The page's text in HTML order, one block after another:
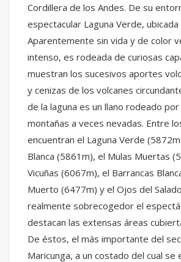
Cordillera de los Andes. De su
espectacular Laguna Verde,
Aparentemente sin vida y de color
intenso, es rodeada de curiosas
muestran los sucesivos aportes
y cenizas de los volcanes
de la laguna es un llano rodeado
montañas a veces nevadas. Entre
encuentran el Laguna Verde
Blanca (5861m), el Mulas Muertas
Vicuñas (6067m), el Barrancas
Muerto (6477m) y el Ojos del
realmente sobrecogedor el
destacan las extensas áreas
De éstos, el más importante del
Maricunga, a un costado del cual se